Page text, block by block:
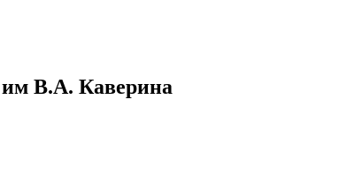
им В.А. Каверина